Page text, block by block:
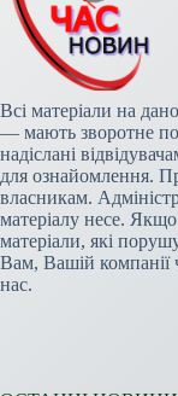
Всі матеріали на
— мають зворотне
надіслані
для ознайомлення.
власникам.
матеріалу несе.
матеріали, які
Вам, Вашій компанії
нас.